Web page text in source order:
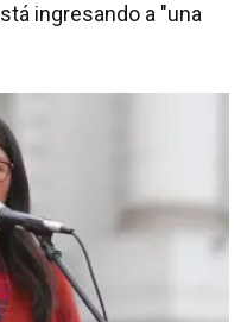
ingresando a "una